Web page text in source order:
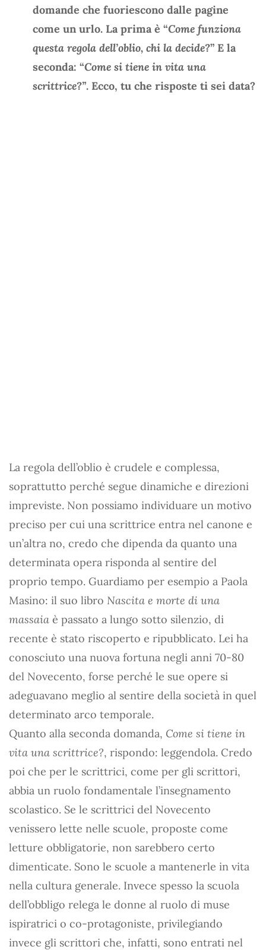
domande che fuoriescono dalle pagine
come un urlo. La prima è “Come funziona
questa regola dell’oblio, chi la decide?” E la
seconda: “Come si tiene in vita una
scrittrice?”. Ecco, tu che risposte ti sei data?
La regola dell’oblio è crudele e complessa,
soprattutto perché segue dinamiche e direzioni
impreviste. Non possiamo individuare un motivo
preciso per cui una scrittrice entra nel canone e
un’altra no, credo che dipenda da quanto una
determinata opera risponda al sentire del
proprio tempo. Guardiamo per esempio a Paola
Masino: il suo libro Nascita e morte di una
massaia è passato a lungo sotto silenzio, di
recente è stato riscoperto e ripubblicato. Lei ha
conosciuto una nuova fortuna negli anni 70-80
del Novecento, forse perché le sue opere si
adeguavano meglio al sentire della società in quel
determinato arco temporale.
Quanto alla seconda domanda, Come si tiene in
vita una scrittrice?, rispondo: leggendola. Credo
poi che per le scrittrici, come per gli scrittori,
abbia un ruolo fondamentale l’insegnamento
scolastico. Se le scrittrici del Novecento
venissero lette nelle scuole, proposte come
letture obbligatorie, non sarebbero certo
dimenticate. Sono le scuole a mantenerle in vita
nella cultura generale. Invece spesso la scuola
dell’obbligo relega le donne al ruolo di muse
ispiratrici o co-protagoniste, privilegiando
invece gli scrittori che, infatti, sono entrati nel